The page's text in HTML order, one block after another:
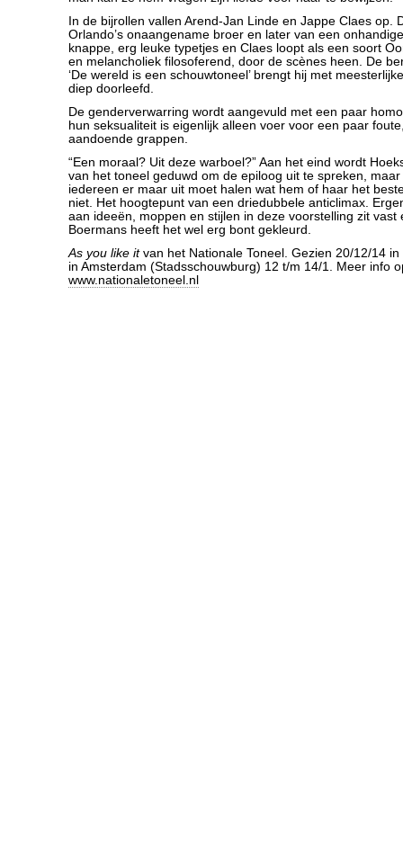
In de bijrollen vallen Arend-Jan Linde en Jappe Claes op.
Orlando’s onaangename broer en later van een
knappe, erg leuke typetjes en Claes loopt als een soort
en melancholiek filosoferend, door de scènes heen. De
‘De wereld is een schouwtoneel’ brengt hij met
diep doorleefd.
De genderverwarring wordt aangevuld met een paar
hun seksualiteit is eigenlijk alleen voer voor een paar
aandoende grappen.
“Een moraal? Uit deze warboel?” Aan het eind wordt
van het toneel geduwd om de epiloog uit te spreken,
iedereen er maar uit moet halen wat hem of haar het
niet. Het hoogtepunt van een driedubbele anticlimax.
aan ideeën, moppen en stijlen in deze voorstelling zit vast
Boermans heeft het wel erg bont gekleurd.
As you like itvan het Nationale Toneel. Gezien 20/12/14 in
in Amsterdam (Stadsschouwburg) 12 t/m 14/1. Meer info
www.nationaletoneel.nl